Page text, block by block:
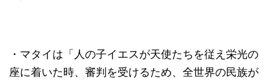
・マタイは「人の子イエスが天使たちを従え栄光の
座に着いた時、審判を受けるため、全世界の民族が